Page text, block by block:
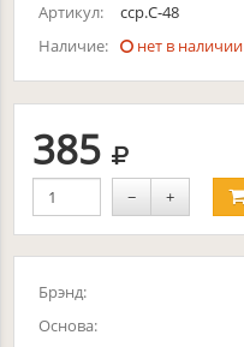
Артикул:
сср.С-48
Наличие:
нет в наличии
385 руб.
− +
Брэнд:
Основа: